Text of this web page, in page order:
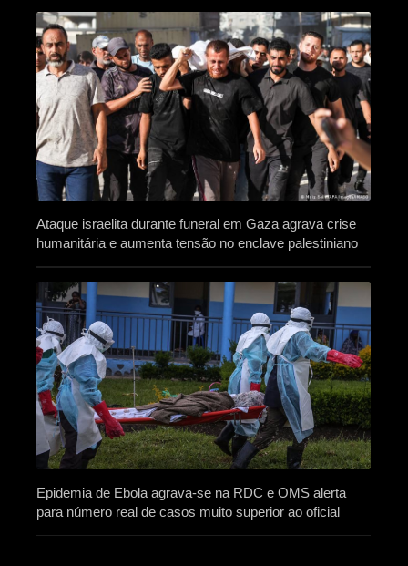
Ataque israelita durante funeral em Gaza agrava crise
humanitária e aumenta tensão no enclave palestiniano
Epidemia de Ebola agrava-se na RDC e OMS alerta
para número real de casos muito superior ao oficial